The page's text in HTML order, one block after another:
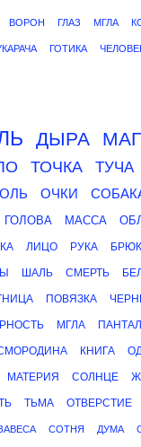
ВОРОН ГЛАЗ МГЛА
ГОТИКА
ДЫРА
ТОЧКА ТУЧА
ОЧКИ
ГОЛОВА МАССА
ЛИЦО РУКА
ШАЛЬ СМЕРТЬ
ПОВЯЗКА
МГЛА
КНИГА
МАТЕРИЯ СОЛНЦЕ
ТЬМА ОТВЕРСТИЕ
СОТНЯ ДУМА